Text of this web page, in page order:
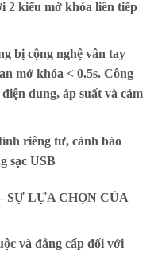
2 kiểu mở khóa liên tiếp
bị cộng nghệ vân tay
mở khóa < 0.5s. Công
dung, áp suất và cảm
riêng tư, cảnh báo
sạc USB
SỰ LỰA CHỌN CỦA
và đẳng cấp đối với